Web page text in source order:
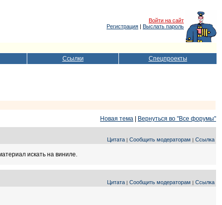
Войти на сайт
Регистрация | Выслать пароль
Ссылки Спецпроекты
Новая тема
Вернуться во "Все форумы"
Цитата | Сообщить модераторам | Ссылка
искать на виниле.
Цитата | Сообщить модераторам | Ссылка